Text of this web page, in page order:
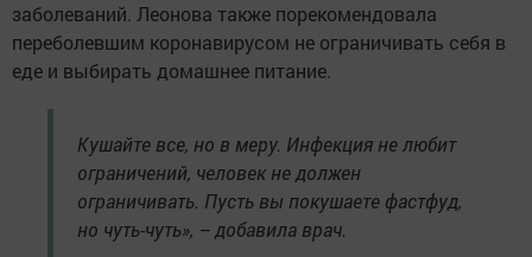
заболеваний. Леонова также порекомендовала
переболевшим коронавирусом не ограничивать себя в
еде и выбирать домашнее питание.
Кушайте все, но в меру. Инфекция не любит
ограничений, человек не должен
ограничивать. Пусть вы покушаете фастфуд,
но чуть-чуть», – добавила врач.